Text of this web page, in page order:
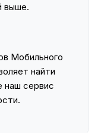
выше.
Мобильного
найти
наш сервис